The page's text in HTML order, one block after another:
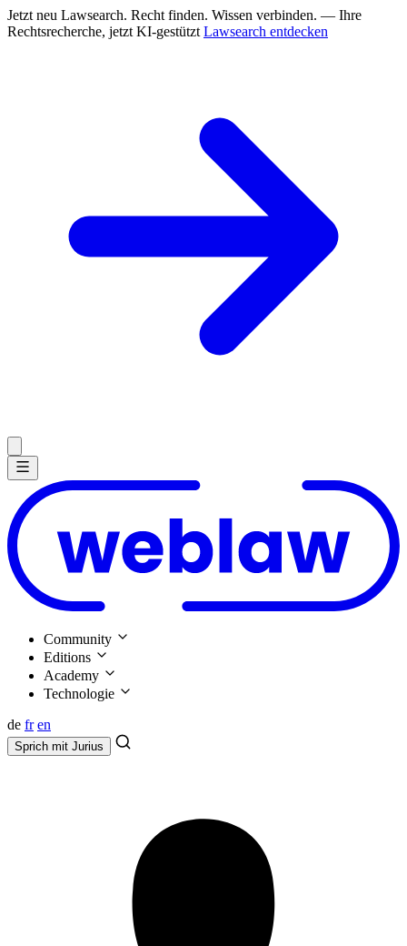
Jetzt neu Lawsearch. Recht finden. Wissen verbinden. — Ihre
Rechtsrecherche, jetzt KI-gestützt Lawsearch entdecken
Community
Editions
Academy
Technologie
de fr en
Sprich mit Jurius